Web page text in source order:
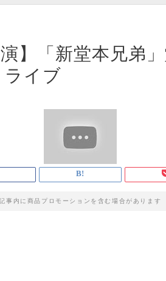
演】「新堂本兄弟
ライブ
事内に商品プロモーションを含む場合があります